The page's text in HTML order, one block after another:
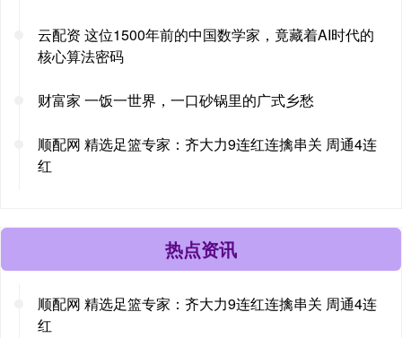
云配资 这位1500年前的中国数学家，竟藏着AI时代的
核心算法密码
财富家 一饭一世界，一口砂锅里的广式乡愁
顺配网 精选足篮专家：齐大力9连红连擒串关 周通4连
红
热点资讯
顺配网 精选足篮专家：齐大力9连红连擒串关 周通4连
红